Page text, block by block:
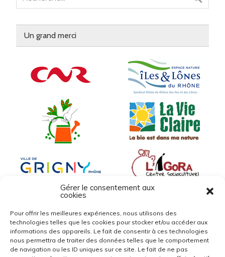
Gérer le consentement aux
cookies
Pour offrir les meilleures expériences, nous utilisons des
technologies telles que les cookies pour stocker et/ou accéder aux
informations des appareils. Le fait de consentir à ces technologies
nous permettra de traiter des données telles que le comportement
de navigation ou les ID uniques sur ce site. Le fait de ne pas
Un grand merci